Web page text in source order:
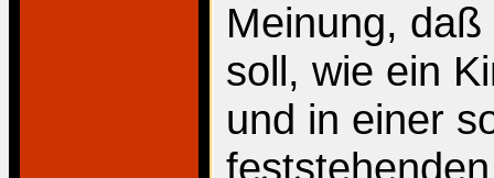
Meinung,
soll, wie ein
und in einer